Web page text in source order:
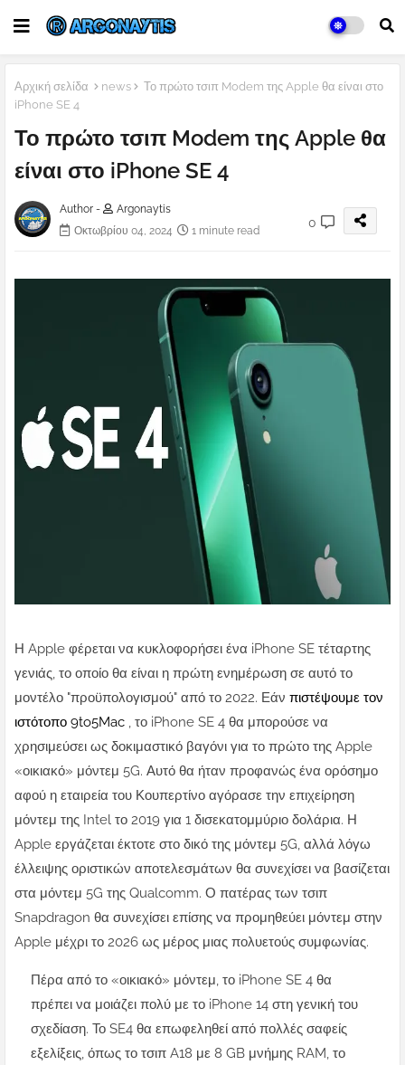
Αρχική σελίδα news
Το πρώτο τσιπ Modem της Apple θα είναι στο
iPhone SE 4
Το πρώτο τσιπ Modem της Apple θα
είναι στο iPhone SE 4
Author -
Argonaytis
Οκτωβρίου 04, 2024
1 minute read
0
Η Apple φέρεται να κυκλοφορήσει ένα iPhone SE τέταρτης
γενιάς, το οποίο θα είναι η πρώτη ενημέρωση σε αυτό το
μοντέλο "προϋπολογισμού" από το 2022. Εάν πιστέψουμε τον
ιστότοπο 9to5Mac , το iPhone SE 4 θα μπορούσε να
χρησιμεύσει ως δοκιμαστικό βαγόνι για το πρώτο της Apple
«οικιακό» μόντεμ 5G. Αυτό θα ήταν προφανώς ένα ορόσημο
αφού η εταιρεία του Κουπερτίνο αγόρασε την επιχείρηση
μόντεμ της Intel το 2019 για 1 δισεκατομμύριο δολάρια. Η
Apple εργάζεται έκτοτε στο δικό της μόντεμ 5G, αλλά λόγω
έλλειψης οριστικών αποτελεσμάτων θα συνεχίσει να βασίζεται
στα μόντεμ 5G της Qualcomm. Ο πατέρας των τσιπ
Snapdragon θα συνεχίσει επίσης να προμηθεύει μόντεμ στην
Apple μέχρι το 2026 ως μέρος μιας πολυετούς συμφωνίας.
Πέρα από το «οικιακό» μόντεμ, το iPhone SE 4 θα
πρέπει να μοιάζει πολύ με το iPhone 14 στη γενική του
σχεδίαση. Το SE4 θα επωφεληθεί από πολλές σαφείς
εξελίξεις, όπως το τσιπ A18 με 8 GB μνήμης RAM, το